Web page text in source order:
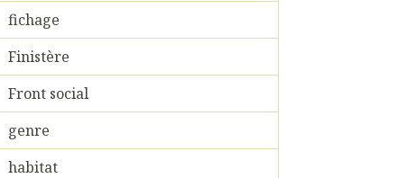
fichage
Finistère
Front social
genre
habitat